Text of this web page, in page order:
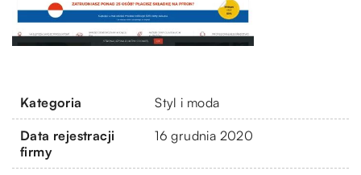
Kategoria Styl i moda
Data rejestracji
firmy
16 grudnia 2020